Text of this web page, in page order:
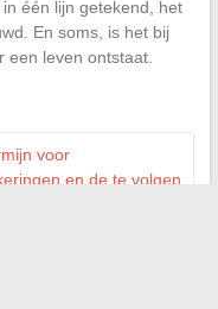
één lijn getekend, het
En soms, is het bij
leven ontstaat.
voor
en de te volgen